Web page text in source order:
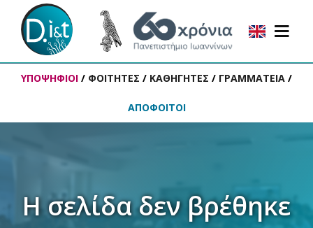
ΥΠΟΨΗΦΙΟΙ / ΦΟΙΤΗΤΕΣ / ΚΑΘΗΓΗΤΕΣ / ΓΡΑΜΜΑΤΕΙΑ /
ΑΠΟΦΟΙΤΟΙ
Η σελίδα δεν βρέθηκε